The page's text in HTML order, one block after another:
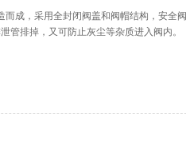
成，采用全封闭阀盖和阀帽结构，安全阀
管排掉，又可防止灰尘等杂质进入阀内。